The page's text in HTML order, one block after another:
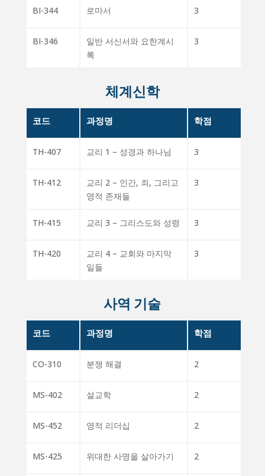
BI-344 로마서 3
BI-346
일반 서신서와 요한계시
록
3
체계신학
코드 과정명 학점
TH-407 교리 1 – 성경과 하나님 3
TH-412
교리 2 – 인간, 죄, 그리고
영적 존재들
3
TH-415 교리 3 – 그리스도와 성령 3
TH-420
교리 4 – 교회와 마지막
일들
3
사역 기술
코드 과정명 학점
CO-310 분쟁 해결 2
MS-402 설교학 2
MS-452 영적 리더십 2
MS-425 위대한 사명을 살아가기 2